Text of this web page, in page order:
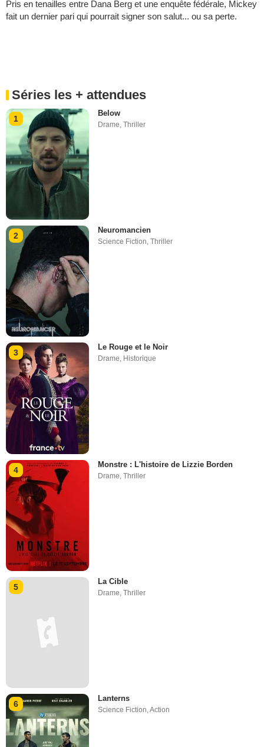
Pris en tenailles entre Dana Berg et une enquête fédérale, Mickey
fait un dernier pari qui pourrait signer son salut... ou sa perte.
Séries les + attendues
1
Below
Drame ,Thriller
2
Neuromancien
Science Fiction,Thriller
3
Le Rouge et le Noir
Drame, Historique
4
Monstre : L'histoire de Lizzie Borden
Drame ,Thriller
5
La Cible
Drame,Thriller
6
Lanterns
Science Fiction,Action